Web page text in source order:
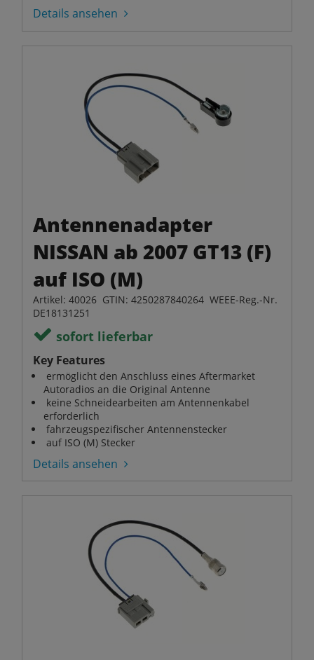
Details ansehen
Antennenadapter
NISSAN ab 2007 GT13 (F)
auf ISO (M)
Artikel: 40026 GTIN: 4250287840264 WEEE-Reg.-Nr.
DE18131251
sofort lieferbar
Key Features
ermöglicht den Anschluss eines Aftermarket
Autoradios an die Original Antenne
keine Schneidearbeiten am Antennenkabel
erforderlich
fahrzeugspezifischer Antennenstecker
auf ISO (M) Stecker
Details ansehen